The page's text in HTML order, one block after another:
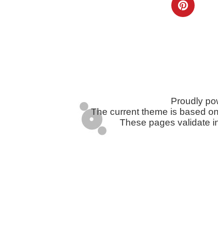
Proudly
The current theme is based
These pages validate